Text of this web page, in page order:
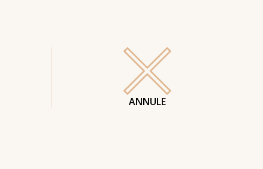
ANNULE